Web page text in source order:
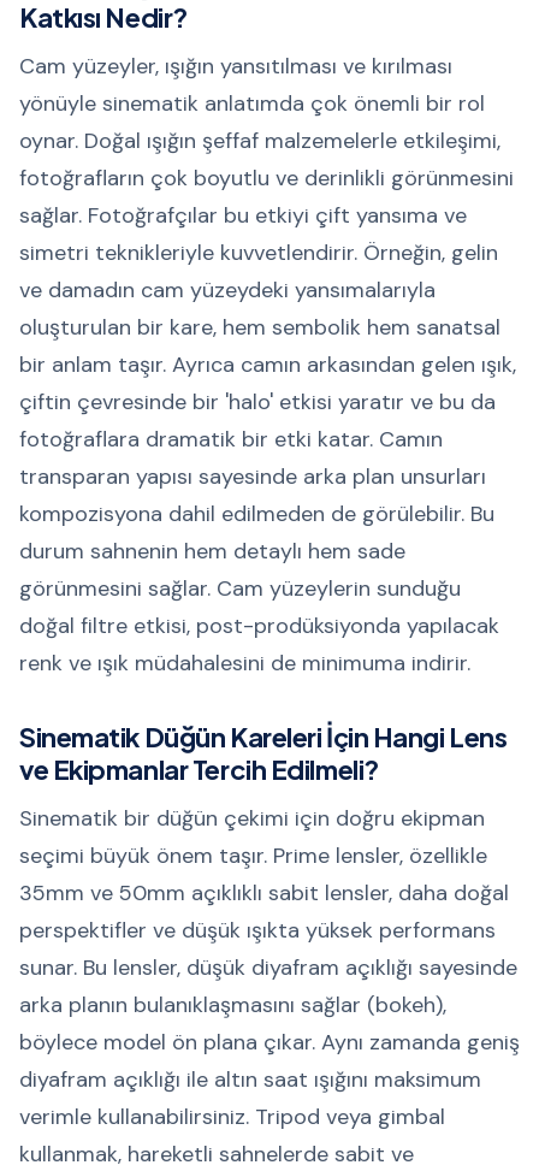
Katkısı Nedir?
Cam yüzeyler, ışığın yansıtılması ve kırılması
yönüyle sinematik anlatımda çok önemli bir rol
oynar. Doğal ışığın şeffaf malzemelerle etkileşimi,
fotoğrafların çok boyutlu ve derinlikli görünmesini
sağlar. Fotoğrafçılar bu etkiyi çift yansıma ve
simetri teknikleriyle kuvvetlendirir. Örneğin, gelin
ve damadın cam yüzeydeki yansımalarıyla
oluşturulan bir kare, hem sembolik hem sanatsal
bir anlam taşır. Ayrıca camın arkasından gelen ışık,
çiftin çevresinde bir 'halo' etkisi yaratır ve bu da
fotoğraflara dramatik bir etki katar. Camın
transparan yapısı sayesinde arka plan unsurları
kompozisyona dahil edilmeden de görülebilir. Bu
durum sahnenin hem detaylı hem sade
görünmesini sağlar. Cam yüzeylerin sunduğu
doğal filtre etkisi, post-prodüksiyonda yapılacak
renk ve ışık müdahalesini de minimuma indirir.
Sinematik Düğün Kareleri İçin Hangi Lens
ve Ekipmanlar Tercih Edilmeli?
Sinematik bir düğün çekimi için doğru ekipman
seçimi büyük önem taşır. Prime lensler, özellikle
35mm ve 50mm açıklıklı sabit lensler, daha doğal
perspektifler ve düşük ışıkta yüksek performans
sunar. Bu lensler, düşük diyafram açıklığı sayesinde
arka planın bulanıklaşmasını sağlar (bokeh),
böylece model ön plana çıkar. Aynı zamanda geniş
diyafram açıklığı ile altın saat ışığını maksimum
verimle kullanabilirsiniz. Tripod veya gimbal
kullanmak, hareketli sahnelerde sabit ve